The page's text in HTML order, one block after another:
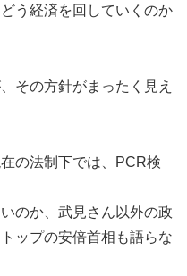
う経済を回していくのか
その方針がまったく見え
の法制下では、PCR検
のか、武見さん以外の政
ップの安倍首相も語らな